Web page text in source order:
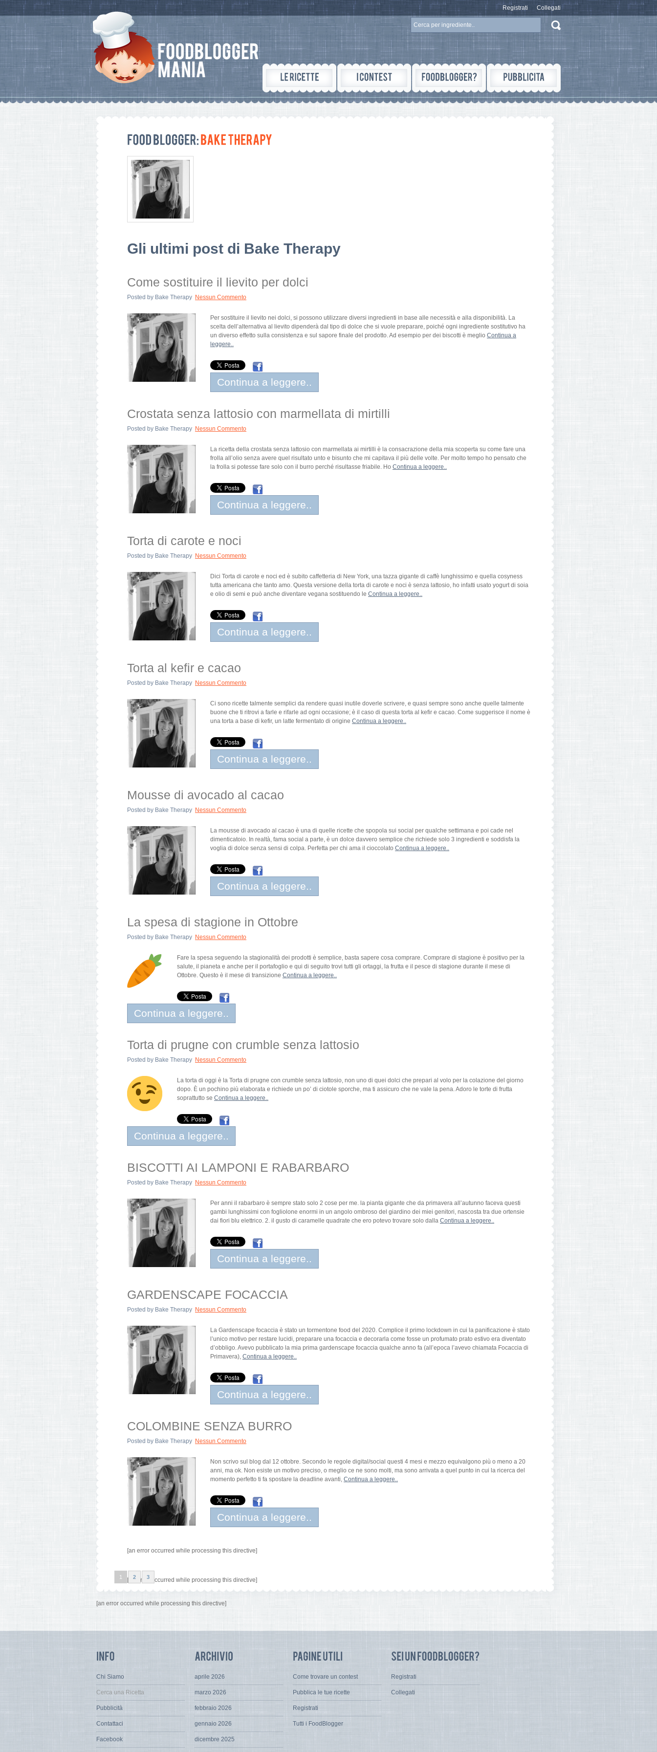
Registrati Collegati
Gli ultimi post di Bake Therapy
Come sostituire il lievito per dolci
Posted by Bake Therapy Nessun Commento
Per sostituire il lievito nei dolci, si possono utilizzare diversi ingredienti in base alle necessità e alla disponibilità. La
scelta dell’alternativa al lievito dipenderà dal tipo di dolce che si vuole preparare, poiché ogni ingrediente sostitutivo ha
un diverso effetto sulla consistenza e sul sapore finale del prodotto. Ad esempio per dei biscotti è meglio Continua a
leggere..
Continua a leggere..
Crostata senza lattosio con marmellata di mirtilli
Posted by Bake Therapy Nessun Commento
La ricetta della crostata senza lattosio con marmellata ai mirtilli è la consacrazione della mia scoperta su come fare una
frolla all’olio senza avere quel risultato unto e bisunto che mi capitava il più delle volte. Per molto tempo ho pensato che
la frolla si potesse fare solo con il burro perché risultasse friabile. Ho Continua a leggere..
Continua a leggere..
Torta di carote e noci
Posted by Bake Therapy Nessun Commento
Dici Torta di carote e noci ed è subito caffetteria di New York, una tazza gigante di caffè lunghissimo e quella cosyness
tutta americana che tanto amo. Questa versione della torta di carote e noci è senza lattosio, ho infatti usato yogurt di soia
e olio di semi e può anche diventare vegana sostituendo le Continua a leggere..
Continua a leggere..
Torta al kefir e cacao
Posted by Bake Therapy Nessun Commento
Ci sono ricette talmente semplici da rendere quasi inutile doverle scrivere, e quasi sempre sono anche quelle talmente
buone che ti ritrovi a farle e rifarle ad ogni occasione; è il caso di questa torta al kefir e cacao. Come suggerisce il nome è
una torta a base di kefir, un latte fermentato di origine Continua a leggere..
Continua a leggere..
Mousse di avocado al cacao
Posted by Bake Therapy Nessun Commento
La mousse di avocado al cacao è una di quelle ricette che spopola sui social per qualche settimana e poi cade nel
dimenticatoio. In realtà, fama social a parte, è un dolce davvero semplice che richiede solo 3 ingredienti e soddisfa la
voglia di dolce senza sensi di colpa. Perfetta per chi ama il cioccolato Continua a leggere..
Continua a leggere..
La spesa di stagione in Ottobre
Posted by Bake Therapy Nessun Commento
Fare la spesa seguendo la stagionalità dei prodotti è semplice, basta sapere cosa comprare. Comprare di stagione è positivo per la
salute, il pianeta e anche per il portafoglio e qui di seguito trovi tutti gli ortaggi, la frutta e il pesce di stagione durante il mese di
Ottobre. Questo è il mese di transizione Continua a leggere..
Continua a leggere..
Torta di prugne con crumble senza lattosio
Posted by Bake Therapy Nessun Commento
La torta di oggi è la Torta di prugne con crumble senza lattosio, non uno di quei dolci che prepari al volo per la colazione del giorno
dopo. È un pochino più elaborata e richiede un po’ di ciotole sporche, ma ti assicuro che ne vale la pena. Adoro le torte di frutta
soprattutto se Continua a leggere..
Continua a leggere..
BISCOTTI AI LAMPONI E RABARBARO
Posted by Bake Therapy Nessun Commento
Per anni il rabarbaro è sempre stato solo 2 cose per me. la pianta gigante che da primavera all’autunno faceva questi
gambi lunghissimi con fogliolone enormi in un angolo ombroso del giardino dei miei genitori, nascosta tra due ortensie
dai fiori blu elettrico. 2. il gusto di caramelle quadrate che ero potevo trovare solo dalla Continua a leggere..
Continua a leggere..
GARDENSCAPE FOCACCIA
Posted by Bake Therapy Nessun Commento
La Gardenscape focaccia è stato un tormentone food del 2020. Complice il primo lockdown in cui la panificazione è stato
l’unico motivo per restare lucidi, preparare una focaccia e decorarla come fosse un profumato prato estivo era diventato
d’obbligo. Avevo pubblicato la mia prima gardenscape focaccia qualche anno fa (all’epoca l’avevo chiamata Focaccia di
Primavera), Continua a leggere..
Continua a leggere..
COLOMBINE SENZA BURRO
Posted by Bake Therapy Nessun Commento
Non scrivo sul blog dal 12 ottobre. Secondo le regole digital/social questi 4 mesi e mezzo equivalgono più o meno a 20
anni, ma ok. Non esiste un motivo preciso, o meglio ce ne sono molti, ma sono arrivata a quel punto in cui la ricerca del
momento perfetto ti fa spostare la deadline avanti, Continua a leggere..
Continua a leggere..
[an error occurred while processing this directive]
1 2 3
[an error occurred while processing this directive]
[an error occurred while processing this directive]
Chi Siamo
Cerca una Ricetta
Pubblicità
Contattaci
Facebook
aprile 2026
marzo 2026
febbraio 2026
gennaio 2026
dicembre 2025
Come trovare un contest
Pubblica le tue ricette
Registrati
Tutti i FoodBlogger
Registrati
Collegati